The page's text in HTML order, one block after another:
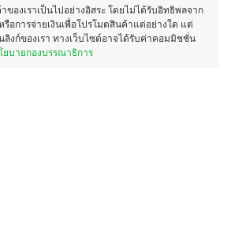
องเราเป็นไปอย่างอิสระ โดยไม่ได้รับอิทธิพลจาก
อการจ่ายเงินเพื่อโปรโมตสินค้าแต่อย่างใด แต่
งก์ของเรา ทางเว็บไซต์อาจได้รับค่าคอมมิชชั่น
ยบายกองบรรณาธิการ